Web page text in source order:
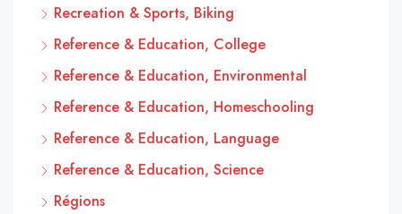
Recreation & Sports, Biking
Reference & Education, College
Reference & Education, Environmental
Reference & Education, Homeschooling
Reference & Education, Language
Reference & Education, Science
Régions